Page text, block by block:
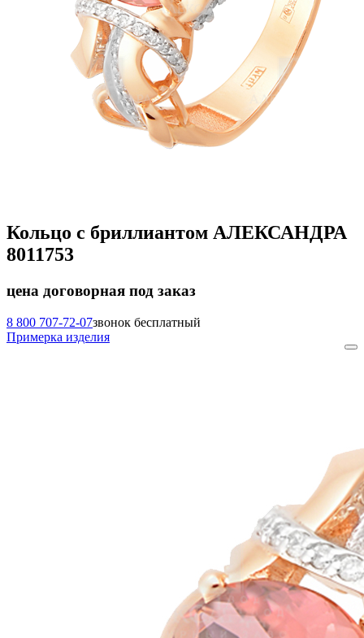
Кольцо с бриллиантом АЛЕКСАНДРА
8011753
цена договорная под заказ
8 800 707-72-07звонок бесплатный
Примерка изделия